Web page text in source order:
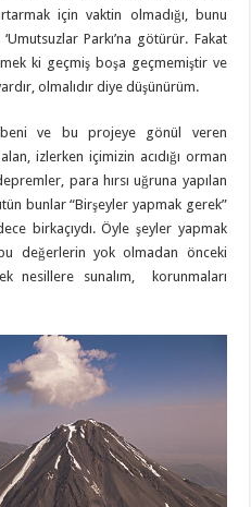
için vaktin olmadığı, bunu
Parkı’na götürür. Fakat
ki geçmiş boşa geçmemiştir ve
olmalıdır diye düşünürüm.
ve bu projeye gönül veren
izlerken içimizin acıdığı orman
para hırsı uğruna yapılan
bunlar “Birşeyler yapmak gerek”
birkaçıydı. Öyle şeyler yapmak
değerlerin yok olmadan önceki
nesillere sunalım, korunmaları